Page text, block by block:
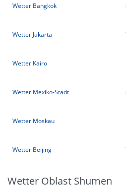
Wetter Bangkok
Wetter Jakarta
Wetter Kairo
Wetter Mexiko-Stadt
Wetter Moskau
Wetter Beijing
Wetter Oblast Shumen